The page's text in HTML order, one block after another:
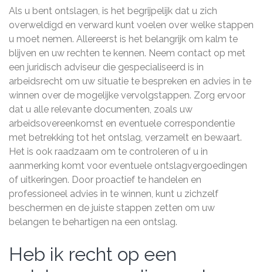
Als u bent ontslagen, is het begrijpelijk dat u zich
overweldigd en verward kunt voelen over welke stappen
u moet nemen. Allereerst is het belangrijk om kalm te
blijven en uw rechten te kennen. Neem contact op met
een juridisch adviseur die gespecialiseerd is in
arbeidsrecht om uw situatie te bespreken en advies in te
winnen over de mogelijke vervolgstappen. Zorg ervoor
dat u alle relevante documenten, zoals uw
arbeidsovereenkomst en eventuele correspondentie
met betrekking tot het ontslag, verzamelt en bewaart.
Het is ook raadzaam om te controleren of u in
aanmerking komt voor eventuele ontslagvergoedingen
of uitkeringen. Door proactief te handelen en
professioneel advies in te winnen, kunt u zichzelf
beschermen en de juiste stappen zetten om uw
belangen te behartigen na een ontslag.
Heb ik recht op een